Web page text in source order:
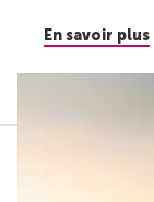
En savoir plus